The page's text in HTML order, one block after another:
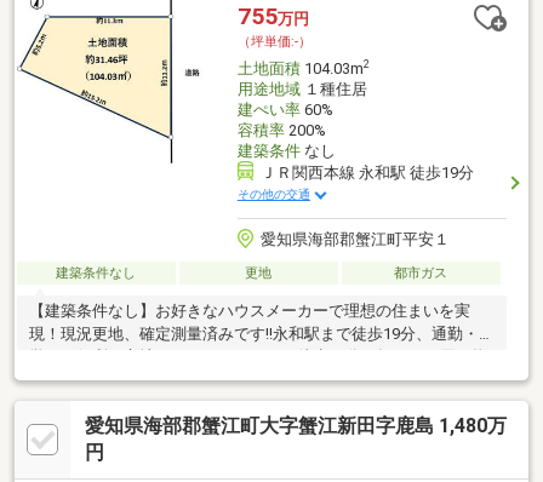
755万円
（坪単価:-）
土地面積104.03m2
用途地域１種住居
建ぺい率60%
容積率200%
建築条件なし
ＪＲ関西本線 永和駅 徒歩19分
その他の交通
愛知県海部郡蟹江町平安１
建築条件なし 更地 都市ガス
【建築条件なし】お好きなハウスメーカーで理想の住まいを実
現！現況更地、確定測量済みです!!永和駅まで徒歩19分、通勤・通
も快適学戸小学校まで徒歩9分と子育て世帯にも安心の環境近くに
は学戸公園もあり、自然とふれあえる暮らしが叶います。
愛知県海部郡蟹江町大字蟹江新田字鹿島 1,480万
円